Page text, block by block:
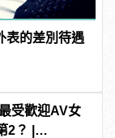
表的差別待遇
受歡迎AV女
？ |